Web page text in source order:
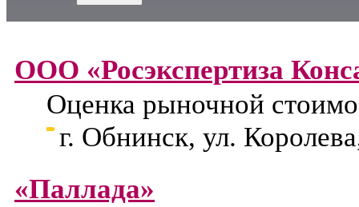
ООО «Росэкспертиза
Оценка рыночной
г. Обнинск, ул.
«Паллада»